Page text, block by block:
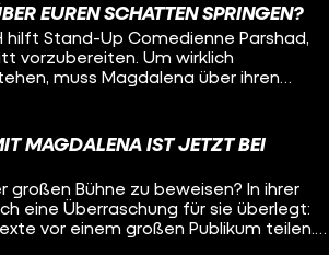
EUREN SCHATTEN SPRINGEN?
hilft Stand-Up Comedienne Parshad,
vorzubereiten. Um wirklich
muss Magdalena über ihren
MAGDALENA IST JETZT BEI
Bühne zu beweisen? In ihrer
eine Überraschung für sie überlegt:
vor einem großen Publikum teilen.